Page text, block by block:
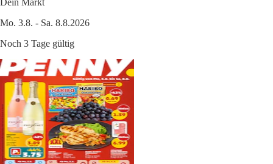
Mo. 3.8. - Sa. 8.8.2026
Noch 3 Tage gültig